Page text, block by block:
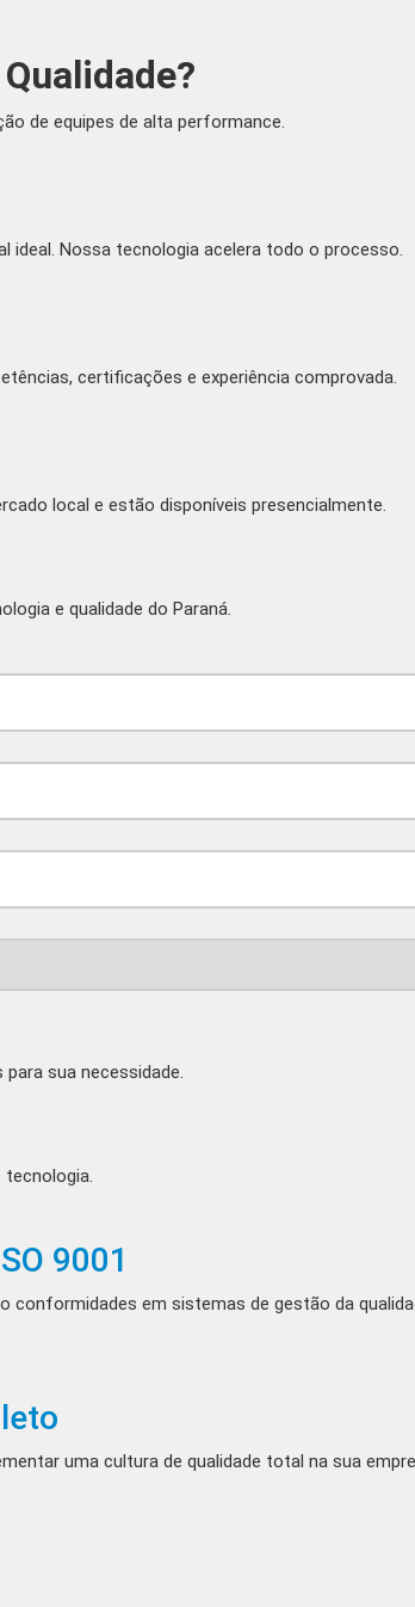
de equipes de alta performance.
ideal. Nossa tecnologia acelera todo o processo.
certificações e experiência comprovada.
local e estão disponíveis presencialmente.
e qualidade do Paraná.
sua necessidade.
tecnologia.
9001
conformidades em sistemas de gestão da
uma cultura de qualidade total na sua